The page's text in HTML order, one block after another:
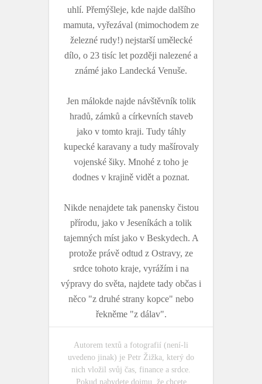
uhlí. Přemýšleje, kde najde dalšího
mamuta, vyřezával (mimochodem ze
železné rudy!) nejstarší umělecké
dílo, o 23 tisíc let později nalezené a
známé jako Landecká Venuše.
Jen málokde najde návštěvník tolik
hradů, zámků a církevních staveb
jako v tomto kraji. Tudy táhly
kupecké karavany a tudy mašírovaly
vojenské šiky. Mnohé z toho je
dodnes v krajině vidět a poznat.
Nikde nenajdete tak panensky čistou
přírodu, jako v Jeseníkách a tolik
tajemných míst jako v Beskydech. A
protože právě odtud z Ostravy, ze
srdce tohoto kraje, vyrážím i na
výpravy do světa, najdete tady občas i
něco "z druhé strany kopce" nebo
řekněme "z dálav".
Autorem textů a fotografií (není-li
uvedeno jinak) je Petr Žižka, který do
nich vložil svůj čas, finance a srdce.
Pokud nabydete dojmu, že chcete